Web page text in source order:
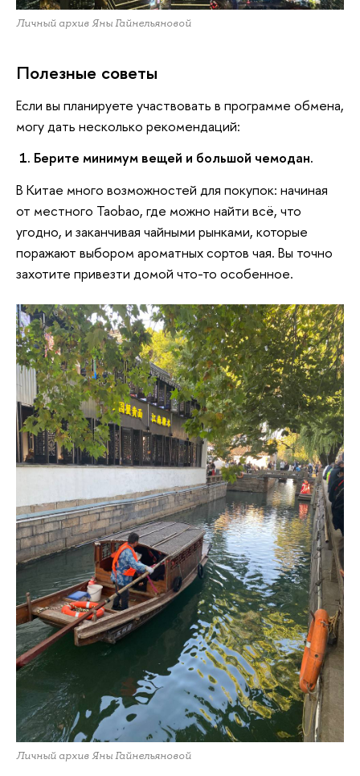
Личный архив Яны Гайнельяновой
Полезные советы
Если вы планируете участвовать в программе обмена,
могу дать несколько рекомендаций:
1. Берите минимум вещей и большой чемодан.
В Китае много возможностей для покупок: начиная
от местного Taobao, где можно найти всё, что
угодно, и заканчивая чайными рынками, которые
поражают выбором ароматных сортов чая. Вы точно
захотите привезти домой что-то особенное.
Личный архив Яны Гайнельяновой